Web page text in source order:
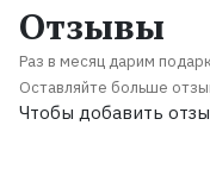
Отзывы
Раз в месяц дарим
Оставляйте больше
Чтобы добавить